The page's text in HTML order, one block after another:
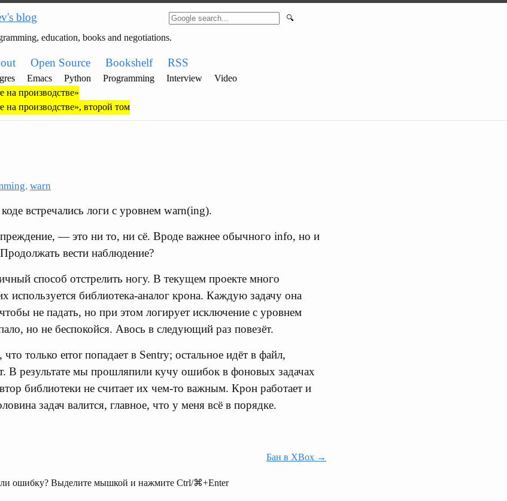
blog 🔍
education, books and negotiations.
Open Source Bookshelf RSS
Emacs Python Programming Interview
Video
на производстве»
на производстве», второй том
, warn
встречались логи с уровнем warn(ing).
— это ни то, ни сё. Вроде важнее обычного info, но и
вести наблюдение?
способ отстрелить ногу. В текущем проекте много
используется библиотека-аналог крона. Каждую задачу она
не падать, но при этом логирует исключение с уровнем
но не беспокойся. Авось в следующий раз повезёт.
только error попадает в Sentry; остальное идёт в файл,
В результате мы прошляпили кучу ошибок в фоновых задачах
библиотеки не считает их чем-то важным. Крон работает и
задач валится, главное, что у меня всё в порядке.
Бан в XBox →
ошибку? Выделите мышкой и нажмите Ctrl/⌘+Enter